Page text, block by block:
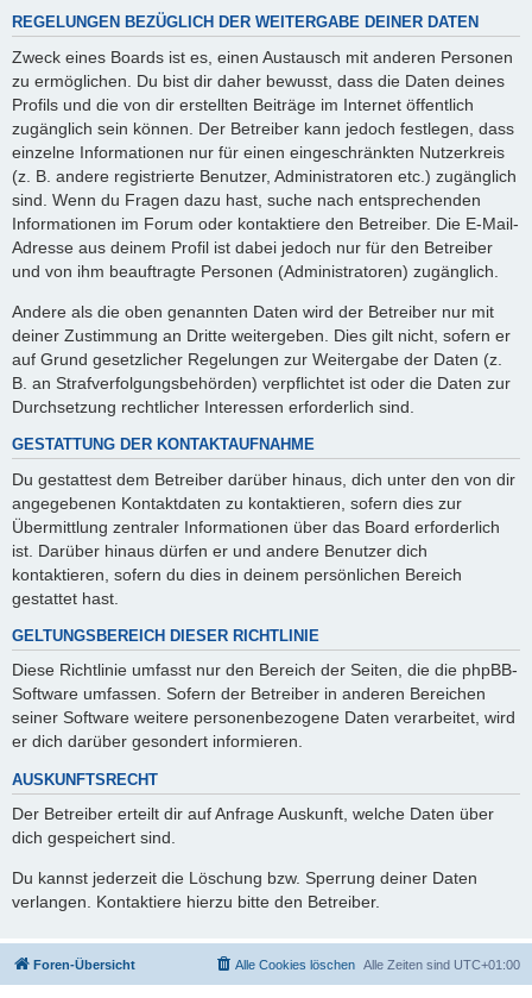
REGELUNGEN BEZÜGLICH DER WEITERGABE DEINER DATEN
Zweck eines Boards ist es, einen Austausch mit anderen Personen
zu ermöglichen. Du bist dir daher bewusst, dass die Daten deines
Profils und die von dir erstellten Beiträge im Internet öffentlich
zugänglich sein können. Der Betreiber kann jedoch festlegen, dass
einzelne Informationen nur für einen eingeschränkten Nutzerkreis
(z. B. andere registrierte Benutzer, Administratoren etc.) zugänglich
sind. Wenn du Fragen dazu hast, suche nach entsprechenden
Informationen im Forum oder kontaktiere den Betreiber. Die E-Mail-
Adresse aus deinem Profil ist dabei jedoch nur für den Betreiber
und von ihm beauftragte Personen (Administratoren) zugänglich.
Andere als die oben genannten Daten wird der Betreiber nur mit
deiner Zustimmung an Dritte weitergeben. Dies gilt nicht, sofern er
auf Grund gesetzlicher Regelungen zur Weitergabe der Daten (z.
B. an Strafverfolgungsbehörden) verpflichtet ist oder die Daten zur
Durchsetzung rechtlicher Interessen erforderlich sind.
GESTATTUNG DER KONTAKTAUFNAHME
Du gestattest dem Betreiber darüber hinaus, dich unter den von dir
angegebenen Kontaktdaten zu kontaktieren, sofern dies zur
Übermittlung zentraler Informationen über das Board erforderlich
ist. Darüber hinaus dürfen er und andere Benutzer dich
kontaktieren, sofern du dies in deinem persönlichen Bereich
gestattet hast.
GELTUNGSBEREICH DIESER RICHTLINIE
Diese Richtlinie umfasst nur den Bereich der Seiten, die die phpBB-
Software umfassen. Sofern der Betreiber in anderen Bereichen
seiner Software weitere personenbezogene Daten verarbeitet, wird
er dich darüber gesondert informieren.
AUSKUNFTSRECHT
Der Betreiber erteilt dir auf Anfrage Auskunft, welche Daten über
dich gespeichert sind.
Du kannst jederzeit die Löschung bzw. Sperrung deiner Daten
verlangen. Kontaktiere hierzu bitte den Betreiber.
Foren-Übersicht Alle Zeiten sind UTC+01:00
Alle Cookies löschen